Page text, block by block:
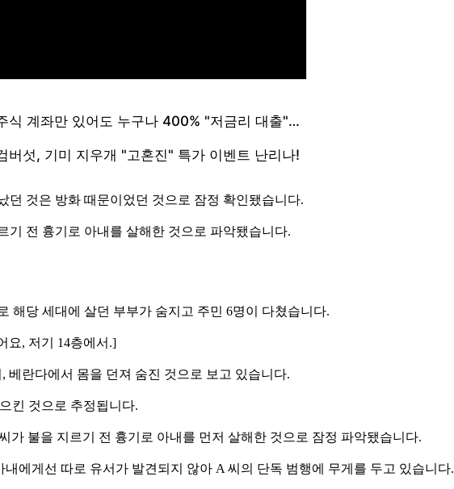
던 것은 방화 때문이었던 것으로 잠정 확인됐습니다.
기 전 흉기로 아내를 살해한 것으로 파악됐습니다.
해당 세대에 살던 부부가 숨지고 주민 6명이 다쳤습니다.
요, 저기 14층에서.]
베란다에서 몸을 던져 숨진 것으로 보고 있습니다.
킨 것으로 추정됩니다.
불을 지르기 전 흉기로 아내를 먼저 살해한 것으로 잠정 파악됐습니다.
에게선 따로 유서가 발견되지 않아 A 씨의 단독 범행에 무게를 두고 있습니다.